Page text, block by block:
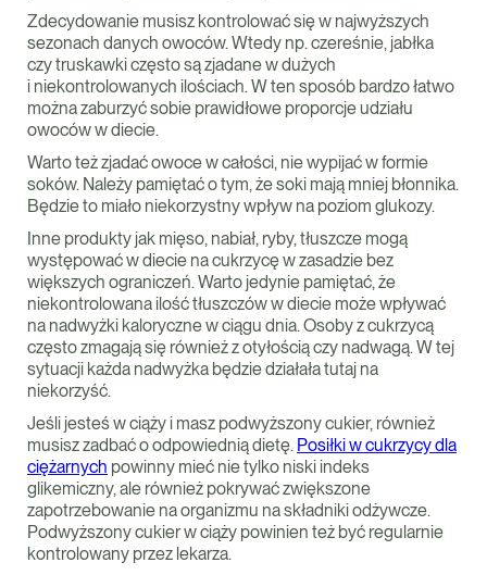
Zdecydowanie musisz kontrolować się w najwyższych
sezonach danych owoców. Wtedy np. czereśnie, jabłka
czy truskawki często są zjadane w dużych
i niekontrolowanych ilościach. W ten sposób bardzo łatwo
można zaburzyć sobie prawidłowe proporcje udziału
owoców w diecie.
Warto też zjadać owoce w całości, nie wypijać w formie
soków. Należy pamiętać o tym, że soki mają mniej błonnika.
Będzie to miało niekorzystny wpływ na poziom glukozy.
Inne produkty jak mięso, nabiał, ryby, tłuszcze mogą
występować w diecie na cukrzycę w zasadzie bez
większych ograniczeń. Warto jedynie pamiętać, że
niekontrolowana ilość tłuszczów w diecie może wpływać
na nadwyżki kaloryczne w ciągu dnia. Osoby z cukrzycą
często zmagają się również z otyłością czy nadwagą. W tej
sytuacji każda nadwyżka będzie działała tutaj na
niekorzyść.
Jeśli jesteś w ciąży i masz podwyższony cukier, również
musisz zadbać o odpowiednią dietę. Posiłki w cukrzycy dla
ciężarnych powinny mieć nie tylko niski indeks
glikemiczny, ale również pokrywać zwiększone
zapotrzebowanie na organizmu na składniki odżywcze.
Podwyższony cukier w ciąży powinien też być regularnie
kontrolowany przez lekarza.